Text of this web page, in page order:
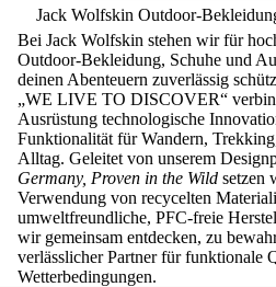
Jack Wolfskin Outdoor-
Bei Jack Wolfskin stehen wir für
Outdoor-Bekleidung, Schuhe und
deinen Abenteuern zuverlässig
„WE LIVE TO DISCOVER“
Ausrüstung technologische
Funktionalität für Wandern,
Alltag. Geleitet von unserem
Germany, Proven in the Wild setzen
Verwendung von recycelten
umweltfreundliche, PFC-freie
wir gemeinsam entdecken, zu
verlässlicher Partner für funktionale
Wetterbedingungen.